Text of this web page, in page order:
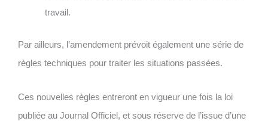
travail.
Par ailleurs, l’amendement prévoit également une série de
règles techniques pour traiter les situations passées.
Ces nouvelles règles entreront en vigueur une fois la loi
publiée au Journal Officiel, et sous réserve de l’issue d’une